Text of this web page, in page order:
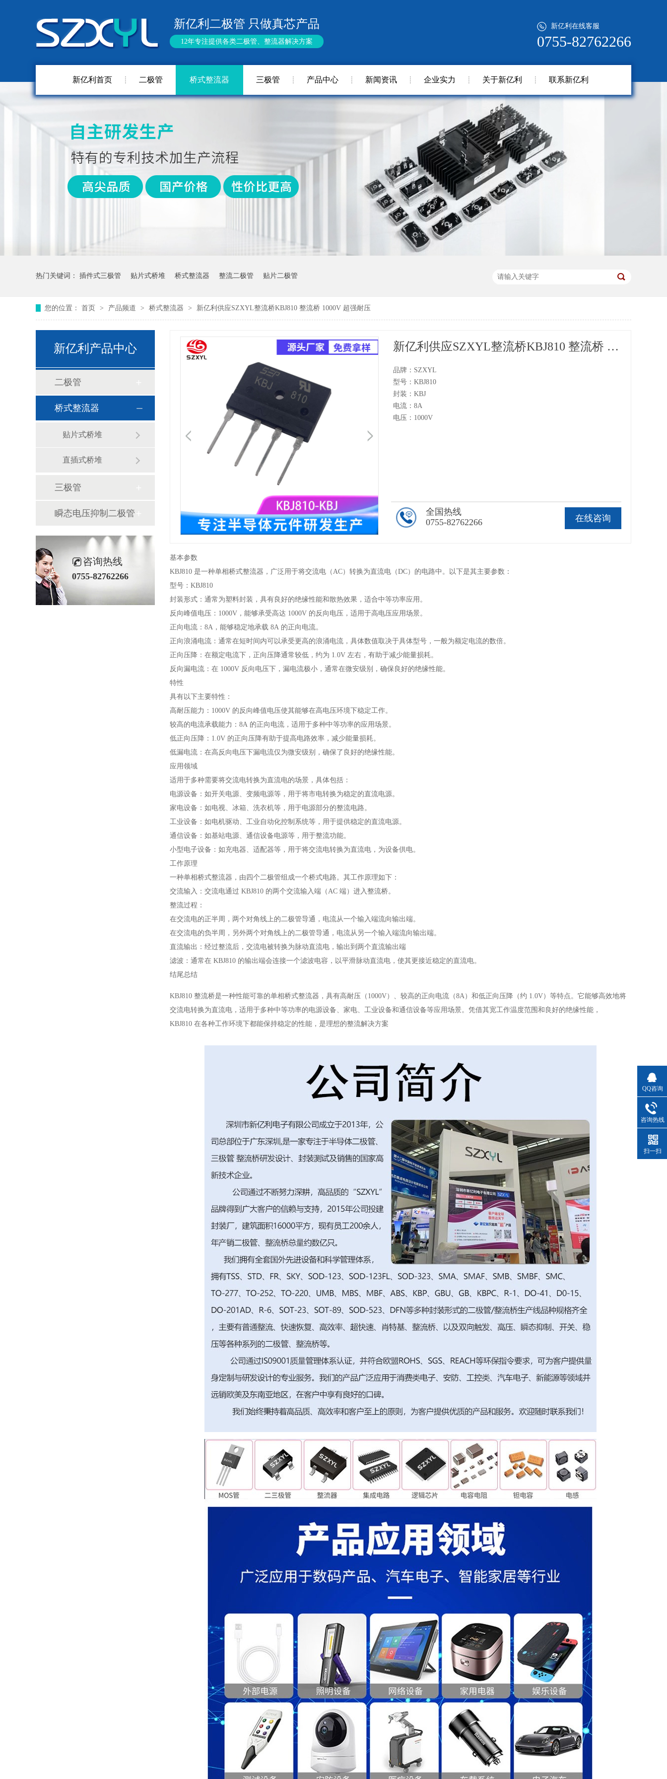
新亿利在线客服
0755-82762266
新亿利二极管 只做真芯产品
12年专注提供各类二极管、整流器解决方案
新亿利首页 二极管 桥式整流器 三极管 产品中心 新闻资讯 企业实力 关于新亿利 联系新亿利
热门关键词： 插件式三极管 贴片式桥堆 桥式整流器 整流二极管 贴片二极管
您的位置： 首页 > 产品频道 > 桥式整流器 > 新亿利供应SZXYL整流桥KBJ810 整流桥 1000V 超强耐压
新亿利产品中心
二极管
桥式整流器
贴片式桥堆
直插式桥堆
三极管
瞬态电压抑制二极管
咨询热线
0755-82762266
1/1
新亿利供应SZXYL整流桥KBJ810 整流桥 1000V 超强耐压
品牌：SZXYL
型号：KBJ810
封装：KBJ
电流：8A
电压：1000V
在线咨询
全国热线
0755-82762266
基本参数
KBJ810 是一种单相桥式整流器，广泛用于将交流电（AC）转换为直流电（DC）的电路中。以下是其主要参数：
型号：KBJ810
封装形式：通常为塑料封装，具有良好的绝缘性能和散热效果，适合中等功率应用。
反向峰值电压：1000V，能够承受高达 1000V 的反向电压，适用于高电压应用场景。
正向电流：8A，能够稳定地承载 8A 的正向电流。
正向浪涌电流：通常在短时间内可以承受更高的浪涌电流，具体数值取决于具体型号，一般为额定电流的数倍。
正向压降：在额定电流下，正向压降通常较低，约为 1.0V 左右，有助于减少能量损耗。
反向漏电流：在 1000V 反向电压下，漏电流极小，通常在微安级别，确保良好的绝缘性能。
特性
具有以下主要特性：
高耐压能力：1000V 的反向峰值电压使其能够在高电压环境下稳定工作。
较高的电流承载能力：8A 的正向电流，适用于多种中等功率的应用场景。
低正向压降：1.0V 的正向压降有助于提高电路效率，减少能量损耗。
低漏电流：在高反向电压下漏电流仅为微安级别，确保了良好的绝缘性能。
应用领域
适用于多种需要将交流电转换为直流电的场景，具体包括：
电源设备：如开关电源、变频电源等，用于将市电转换为稳定的直流电源。
家电设备：如电视、冰箱、洗衣机等，用于电源部分的整流电路。
工业设备：如电机驱动、工业自动化控制系统等，用于提供稳定的直流电源。
通信设备：如基站电源、通信设备电源等，用于整流功能。
小型电子设备：如充电器、适配器等，用于将交流电转换为直流电，为设备供电。
工作原理
一种单相桥式整流器，由四个二极管组成一个桥式电路。其工作原理如下：
交流输入：交流电通过 KBJ810 的两个交流输入端（AC 端）进入整流桥。
整流过程：
在交流电的正半周，两个对角线上的二极管导通，电流从一个输入端流向输出端。
在交流电的负半周，另外两个对角线上的二极管导通，电流从另一个输入端流向输出端。
直流输出：经过整流后，交流电被转换为脉动直流电，输出到两个直流输出端
滤波：通常在 KBJ810 的输出端会连接一个滤波电容，以平滑脉动直流电，使其更接近稳定的直流电。
结尾总结
KBJ810 整流桥是一种性能可靠的单相桥式整流器，具有高耐压（1000V）、较高的正向电流（8A）和低正向压降（约 1.0V）等特点。它能够高效地将
交流电转换为直流电，适用于多种中等功率的电源设备、家电、工业设备和通信设备等应用场景。凭借其宽工作温度范围和良好的绝缘性能，
KBJ810 在各种工作环境下都能保持稳定的性能，是理想的整流解决方案
QQ咨询
咨询热线
扫一扫